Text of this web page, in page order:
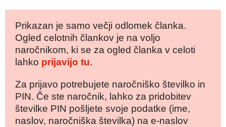
Prikazan je samo večji odlomek članka.
Ogled celotnih člankov je na voljo
naročnikom, ki se za ogled članka v celoti
lahko prijavijo tu.
Za prijavo potrebujete naročniško številko in
PIN. Če ste naročnik, lahko za pridobitev
številke PIN pošljete svoje podatke (ime,
naslov, naročniška številka) na e-naslov